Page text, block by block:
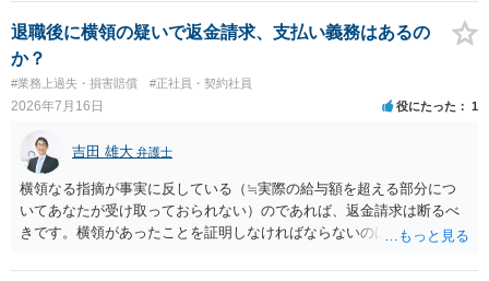
退職後に横領の疑いで返金請求、支払い義務はあるの
か？
#業務上過失・損害賠償 #正社員・契約社員
2026年7月16日 役にたった 1
吉田 雄大 弁護士
横領なる指摘が事実に反している（≒実際の給与額を超える部分につ
いてあなたが受け取っておられない）のであれば、返金請求は断るべ
きです。横領があったことを証明しなければならないのは会社側なの